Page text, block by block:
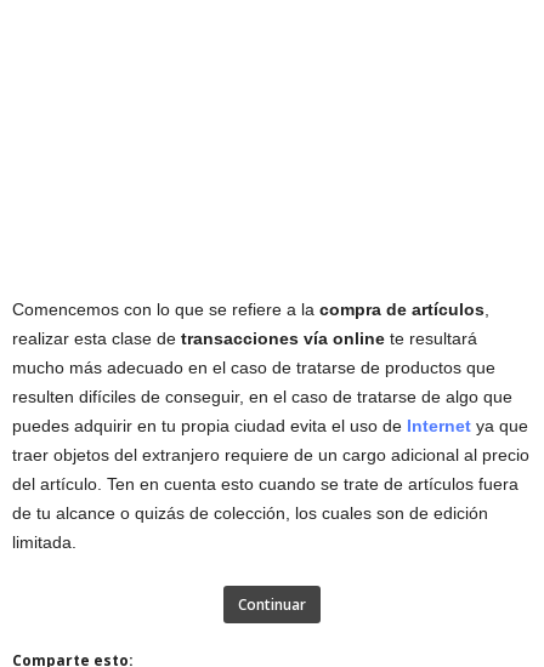
Comencemos con lo que se refiere a la compra de artículos
realizar esta clase de transacciones vía online te resultará
mucho más adecuado en el caso de tratarse de productos que
resulten difíciles de conseguir, en el caso de tratarse de algo que
puedes adquirir en tu propia ciudad evita el uso de Internet ya que
traer objetos del extranjero requiere de un cargo adicional al precio
del artículo. Ten en cuenta esto cuando se trate de artículos fuera
de tu alcance o quizás de colección, los cuales son de edición
limitada.
Continuar
Comparte esto: